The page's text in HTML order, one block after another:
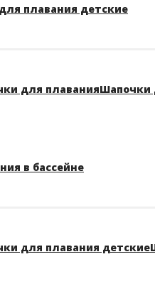
плавания детские
для плаванияШапочки
в бассейне
для плавания детские